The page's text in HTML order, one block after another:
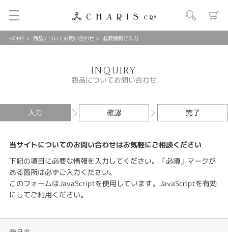
HOME 商品についてお問い合わせ 必要情報ご入力
INQUIRY
商品についてお問い合わせ
入力 確認 完了
当サイトについてのお問い合わせはお気軽にご相談ください
下記の項目に必要な情報を入力してください。「必須」マークが
ある箇所は必ずご入力ください。
このフォームはJavaScriptを使用しています。JavaScriptを有効
にしてご利用ください。